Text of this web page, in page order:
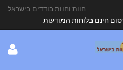
חוות וחוות בודדים בישראל
חינם בלוחות המודעות